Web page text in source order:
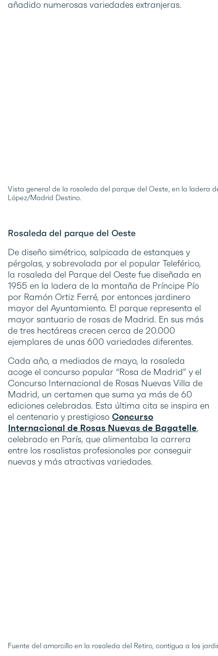
añadido numerosas variedades extranjeras.
Vista general de la rosaleda del parque del Oeste, en la ladera
López/Madrid Destino.
Rosaleda del parque del Oeste
De diseño simétrico, salpicada de estanques y
pérgolas, y sobrevolada por el popular Teleférico,
la rosaleda del Parque del Oeste fue diseñada en
1955 en la ladera de la montaña de Príncipe Pío
por Ramón Ortiz Ferré, por entonces jardinero
mayor del Ayuntamiento. El parque representa el
mayor santuario de rosas de Madrid. En sus más
de tres hectáreas crecen cerca de 20.000
ejemplares de unas 600 variedades diferentes.
Cada año, a mediados de mayo, la rosaleda
acoge el concurso popular “Rosa de Madrid” y el
Concurso Internacional de Rosas Nuevas Villa de
Madrid, un certamen que suma ya más de 60
ediciones celebradas. Esta última cita se inspira en
el centenario y prestigioso Concurso
Internacional de Rosas Nuevas de Bagatelle,
celebrado en París, que alimentaba la carrera
entre los rosalistas profesionales por conseguir
nuevas y más atractivas variedades.
Fuente del amorcillo en la rosaleda del Retiro, contigua a los